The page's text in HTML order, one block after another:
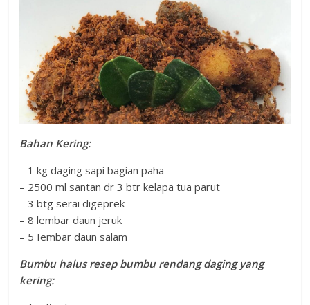
Bahan Kering:
– 1 kg daging sapi bagian paha
– 2500 ml santan dr 3 btr kelapa tua parut
– 3 btg serai digeprek
– 8 lembar daun jeruk
– 5 Iembar daun salam
Bumbu halus resep bumbu rendang daging yang
kering: